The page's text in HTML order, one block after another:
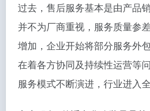
过去，售后服务基本是由产品
并不为厂商重视，服务质量参
增加，企业开始将部分服务外
在着各方协同及持续性运营等
服务模式不断演进，行业进入全